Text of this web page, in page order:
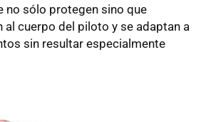
no sólo protegen sino que
al cuerpo del piloto y se adaptan a
sin resultar especialmente